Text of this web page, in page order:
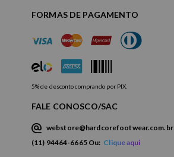
FORMAS DE PAGAMENTO
5% de desconto comprando por PIX.
FALE CONOSCO/SAC
webstore@hardcorefootwear.com.br
(11) 94464-6665 Ou: Clique aqui